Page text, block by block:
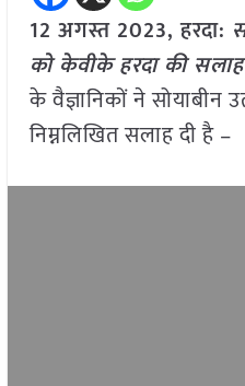
12 अगस्त 2023,हरदा:
को केवीके हरदा की
के वैज्ञानिकों ने सोयाबीन
निम्नलिखित सलाह दी है –